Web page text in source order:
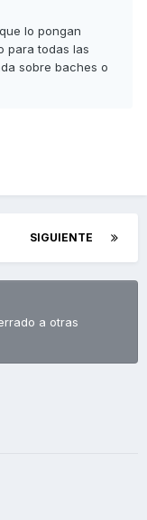
lo pongan
para todas las
sobre baches o
SIGUIENTE
a otras